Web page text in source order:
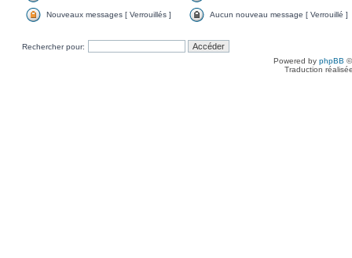
Nouveaux messages [ Verrouillés ] Aucun nouveau message [ Verrouillé ]
Rechercher pour:
Powered by phpBB
Traduction